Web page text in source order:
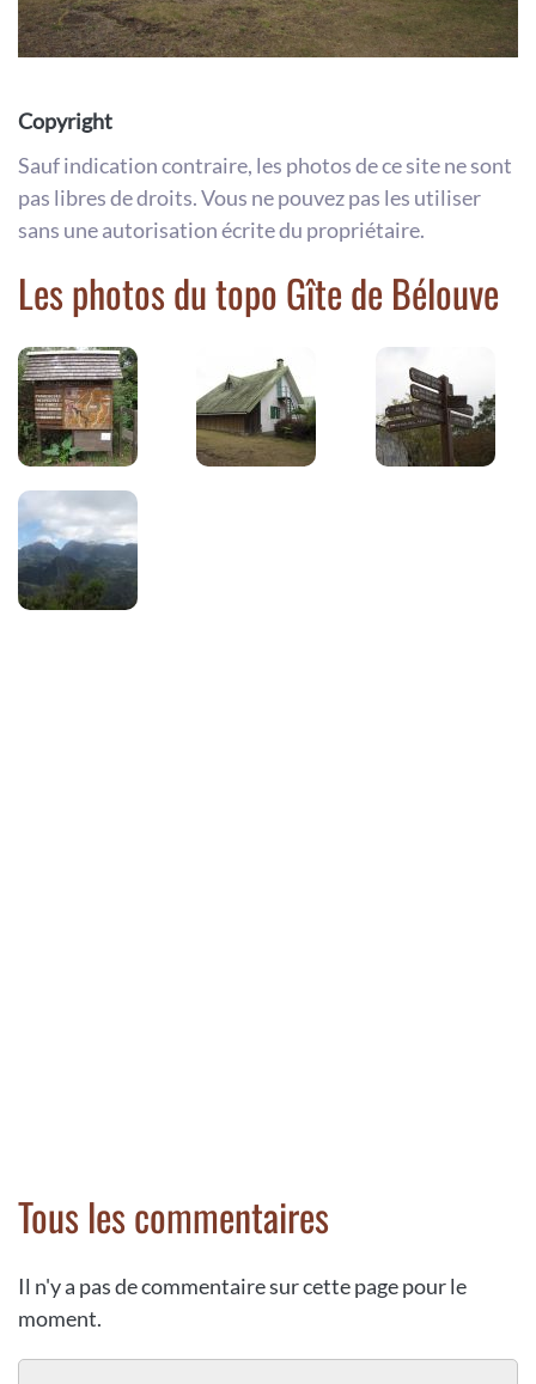
Copyright
Sauf indication contraire, les photos de ce site ne sont
pas libres de droits. Vous ne pouvez pas les utiliser
sans une autorisation écrite du propriétaire.
Les photos du topo Gîte de Bélouve
Tous les commentaires
Il n'y a pas de commentaire sur cette page pour le
moment.